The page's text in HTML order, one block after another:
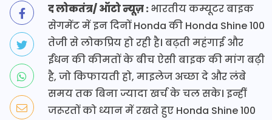
द लोकतंत्र/ ऑटो न्यूज़ :भारतीय कम्यूटर बाइक
सेगमेंट में इन दिनों Honda की Honda Shine 100
तेजी से लोकप्रिय हो रही है। बढ़ती महंगाई और
ईंधन की कीमतों के बीच ऐसी बाइक की मांग बढ़ी
है, जो किफायती हो, माइलेज अच्छा दे और लंबे
समय तक बिना ज्यादा खर्च के चल सके। इन्हीं
जरूरतों को ध्यान में रखते हुए Honda Shine 100